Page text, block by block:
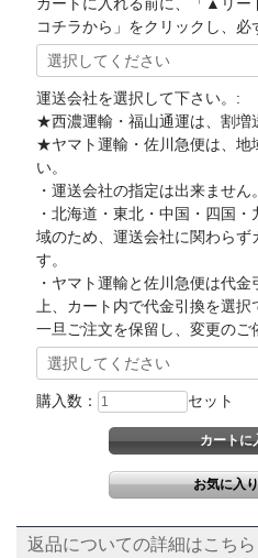
コチラから」をクリックし、必
運送会社を選択して下さい。:
★西濃運輸・福山通運は、割増
★ヤマト運輸・佐川急便は、地
い。
・運送会社の指定は出来ません。
・北海道・東北・中国・四国
域のため、運送会社に関わらず
す。
・ヤマト運輸と佐川急便は代
上、カート内で代金引換を選
一旦ご注文を保留し、変更のご
購入数： セット
返品についての詳細はこちら